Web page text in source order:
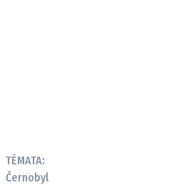
TÉMATA:
Černobyl